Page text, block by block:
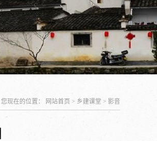
您现在的位置： 网站首页 > 乡建课堂 > 影音